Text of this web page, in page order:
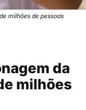
milhões de pessoas
da
milhões